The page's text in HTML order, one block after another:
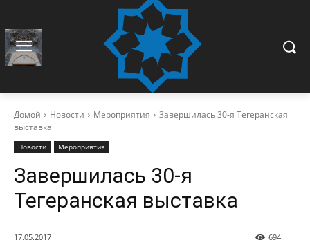
Домой Новости Мероприятия
Завершилась 30-я Тегеранская
выставка
Новости Мероприятия
Завершилась 30-я
Тегеранская выставка
17.05.2017 694